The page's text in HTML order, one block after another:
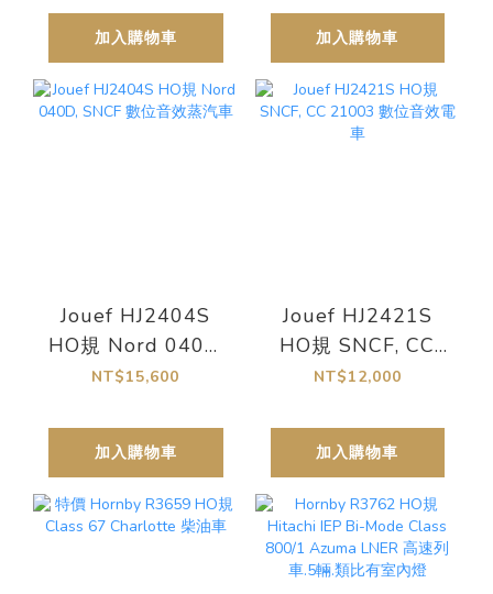
加入購物車 加入購物車
Jouef HJ2404S
HO規 Nord 040D,
SNCF 數位音效蒸
NT$15,600
加入購物車
Jouef HJ2421S
HO規 SNCF, CC
21003 數位音效電
NT$12,000
加入購物車